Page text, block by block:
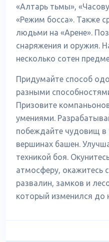
«Алтарь тьмы»,
«Режим босса». Также
людьми на «Арене».
снаряжения и оружия.
несколько сотен
Придумайте способ
разными
Призовите
умениями.
побеждайте чудовищ в
вершинах башен.
техникой боя.
атмосферу, окажитесь
развалин, замков и
который изменился до